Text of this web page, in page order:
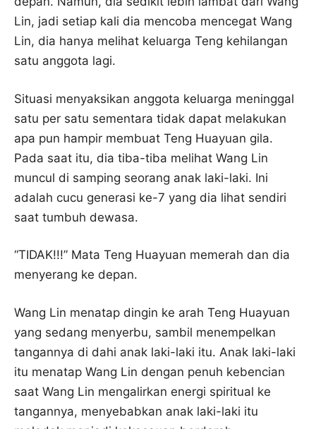
Lin, jadi setiap kali dia mencoba mencegat Wang
Lin, dia hanya melihat keluarga Teng kehilangan
satu anggota lagi.
Situasi menyaksikan anggota keluarga meninggal
satu per satu sementara tidak dapat melakukan
apa pun hampir membuat Teng Huayuan gila.
Pada saat itu, dia tiba-tiba melihat Wang Lin
muncul di samping seorang anak laki-laki. Ini
adalah cucu generasi ke-7 yang dia lihat sendiri
saat tumbuh dewasa.
“TIDAK!!!” Mata Teng Huayuan memerah dan dia
menyerang ke depan.
Wang Lin menatap dingin ke arah Teng Huayuan
yang sedang menyerbu, sambil menempelkan
tangannya di dahi anak laki-laki itu. Anak laki-laki
itu menatap Wang Lin dengan penuh kebencian
saat Wang Lin mengalirkan energi spiritual ke
tangannya, menyebabkan anak laki-laki itu